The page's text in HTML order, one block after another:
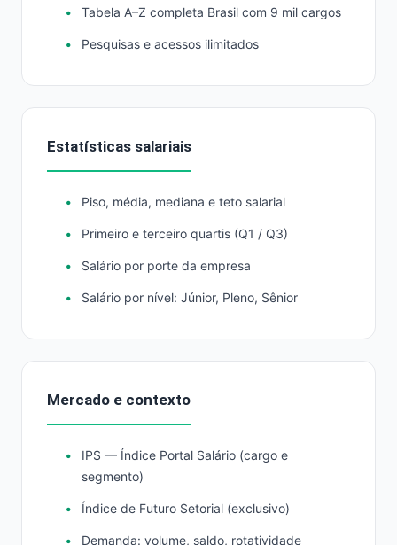
Tabela A–Z completa Brasil com 9 mil cargos
Pesquisas e acessos ilimitados
Estatísticas salariais
Piso, média, mediana e teto salarial
Primeiro e terceiro quartis (Q1 / Q3)
Salário por porte da empresa
Salário por nível: Júnior, Pleno, Sênior
Mercado e contexto
IPS — Índice Portal Salário (cargo e
segmento)
Índice de Futuro Setorial (exclusivo)
Demanda: volume, saldo, rotatividade